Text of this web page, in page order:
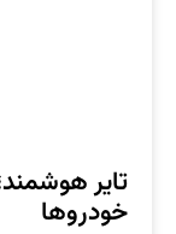
تایر
خودروها